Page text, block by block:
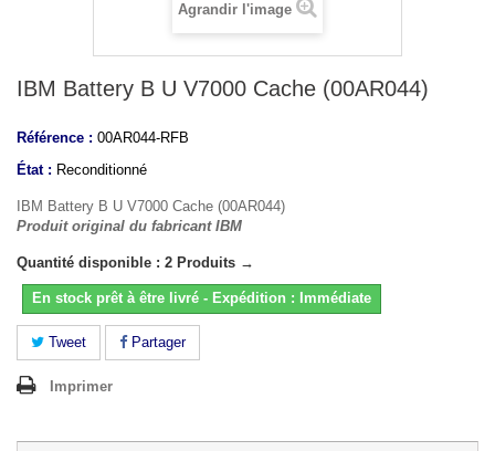
Agrandir l'image
IBM Battery B U V7000 Cache (00AR044)
Référence : 00AR044-RFB
État : Reconditionné
IBM Battery B U V7000 Cache (00AR044)
Produit original du fabricant IBM
Quantité disponible : 2 Produits →
En stock prêt à être livré - Expédition : Immédiate
Tweet Partager
Imprimer